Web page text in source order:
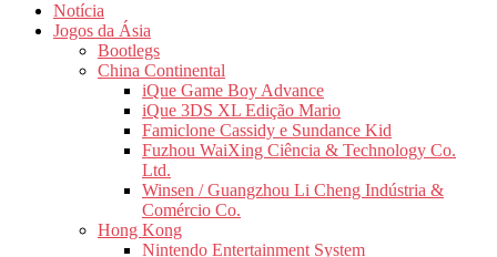
Notícia
Jogos da Ásia
Bootlegs
China Continental
iQue Game Boy Advance
iQue 3DS XL Edição Mario
Famiclone Cassidy e Sundance Kid
Fuzhou WaiXing Ciência & Technology Co.
Ltd.
Winsen / Guangzhou Li Cheng Indústria &
Comércio Co.
Hong Kong
Nintendo Entertainment System